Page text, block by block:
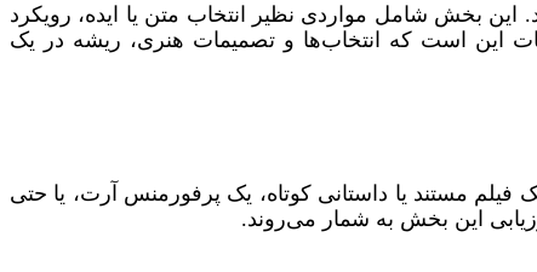
بخش شامل مواردی نظیر انتخاب متن یا ایده، رویکرد
این است که انتخاب‌ها و تصمیمات هنری، ریشه در یک
مستند یا داستانی کوتاه، یک پرفورمنس آرت، یا حتی
این بخش به شمار می‌روند.